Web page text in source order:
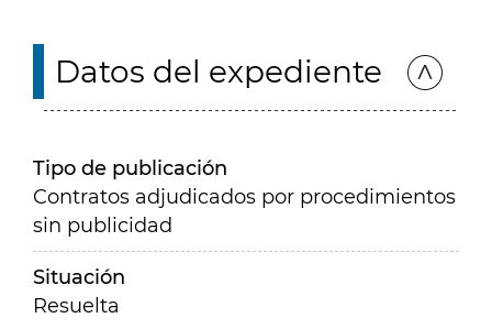
Datos del expediente
Tipo de publicación
Contratos adjudicados por procedimientos
sin publicidad
Situación
Resuelta